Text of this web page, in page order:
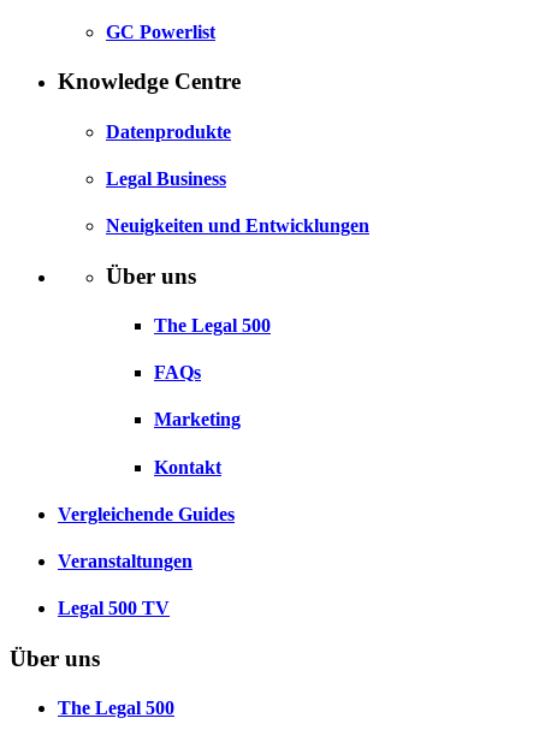
GC Powerlist
Knowledge Centre
Datenprodukte
Legal Business
Neuigkeiten und Entwicklungen
Über uns
The Legal 500
FAQs
Marketing
Kontakt
Vergleichende Guides
Veranstaltungen
Legal 500 TV
Über uns
The Legal 500